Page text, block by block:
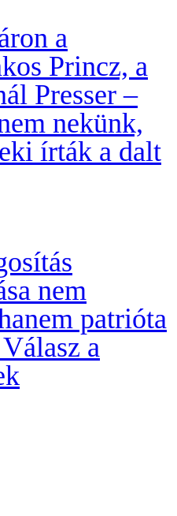
a
Princz, a
Presser –
nekünk,
írták a dalt
nem
patrióta
a